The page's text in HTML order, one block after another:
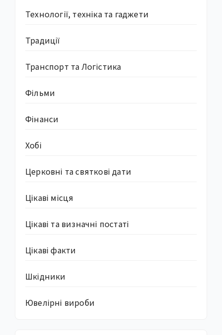
Технології, техніка та гаджети
Традиції
Транспорт та Логістика
Фільми
Фінанси
Хобі
Церковні та святкові дати
Цікаві місця
Цікаві та визначні постаті
Цікаві факти
Шкідники
Ювелірні вироби